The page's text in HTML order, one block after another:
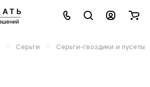
– Серьги – Серьги-гвоздики и пусеты